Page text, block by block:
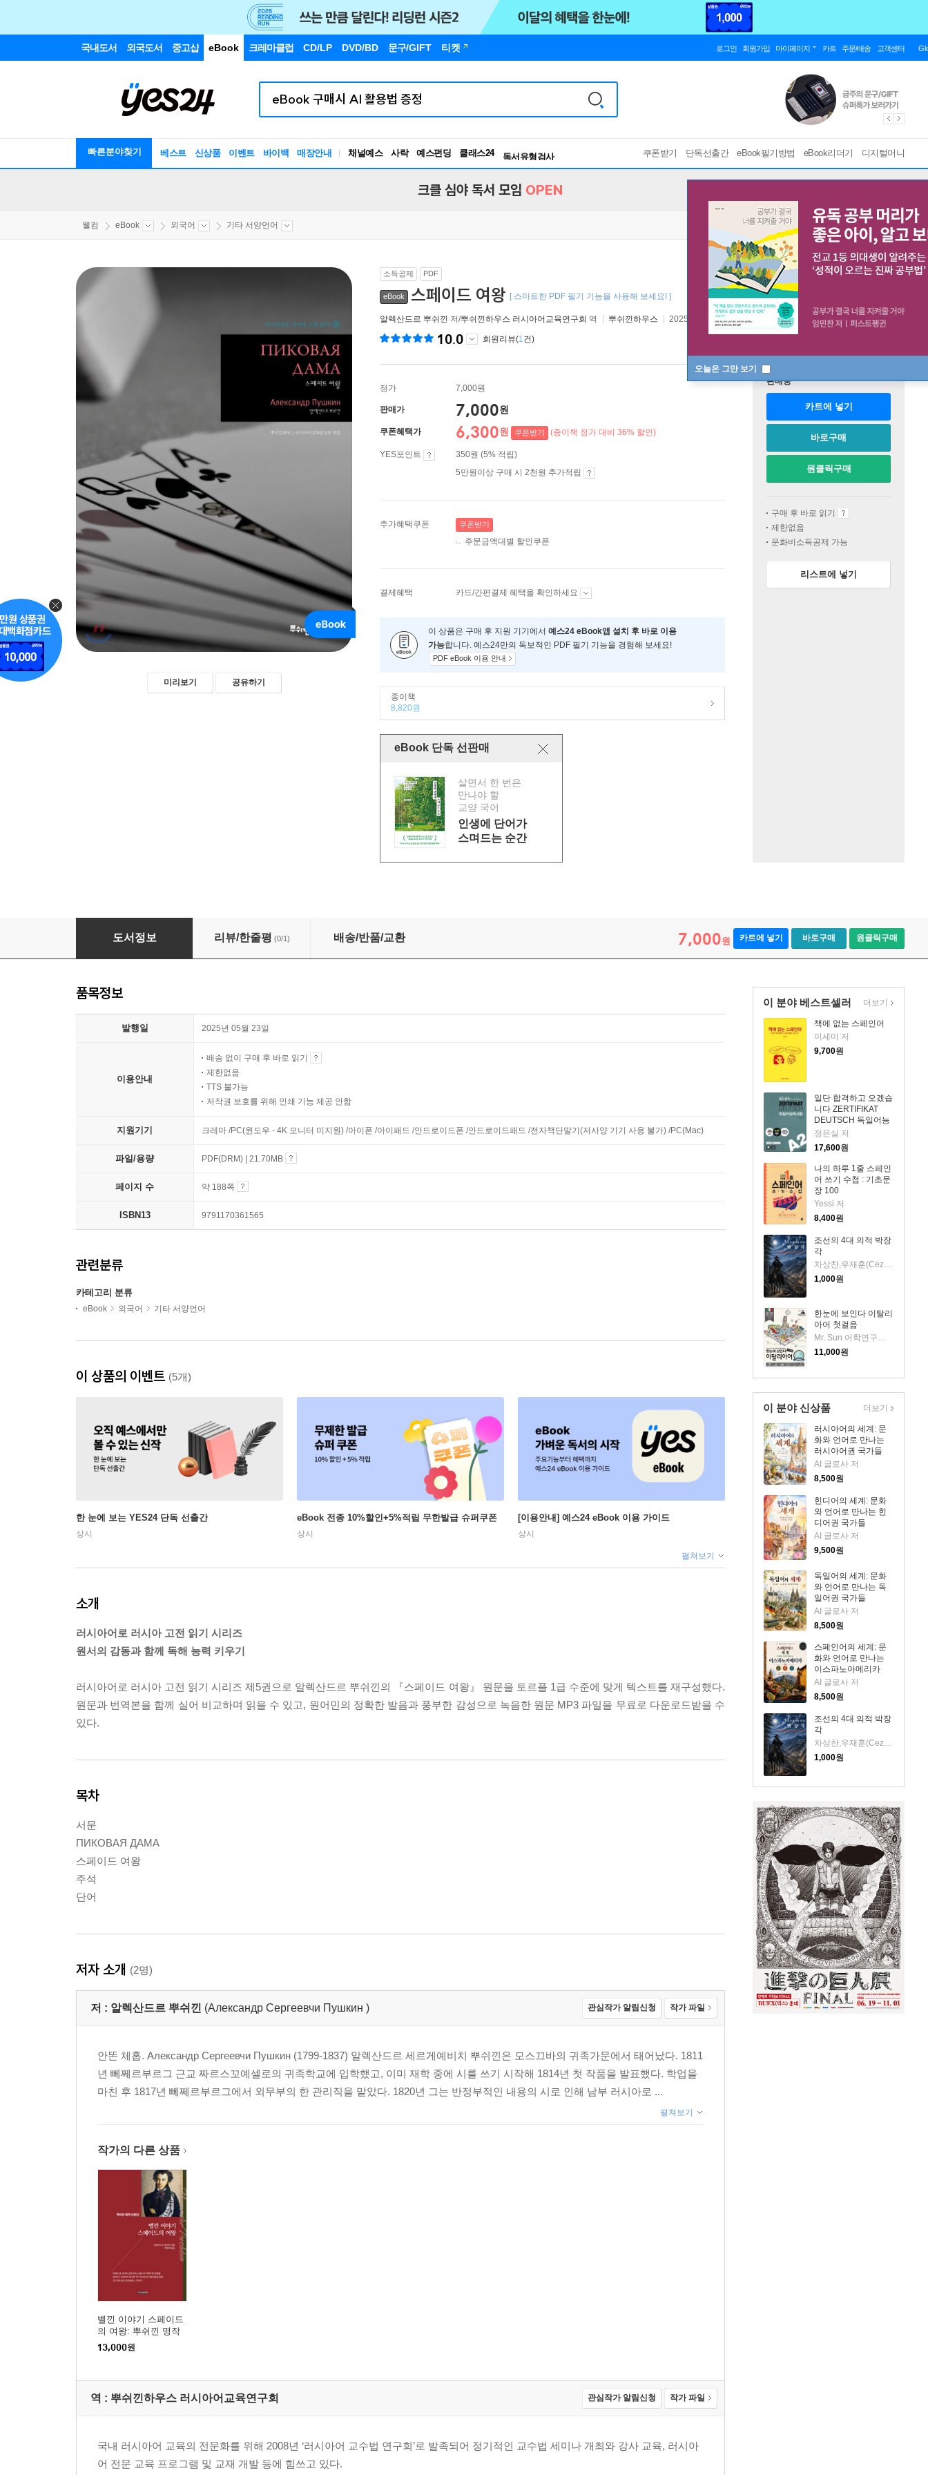
국내도서 외국도서 중고샵 eBook 크레마클럽 CD/LP DVD/BD 문구/GIFT 티켓 로그인 회원가입 마이페이지 카트 주문/배송 고객센터
빠른분야찾기 베스트 신상품 이벤트 바이백 매장안내 채널예스 사락 예스펀딩 클래스24
독서유형검사
RBTI Lab
쿠폰받기 단독선출간 eBook필기방법 eBook리더기 디지털머니
오늘은 그만 보기
크클 심야 독서 모임 OPEN
웰컴 eBook 외국어 기타 서양언어
미리보기 공유하기
소득공제 PDF
eBook 스페이드 여왕 [ 스마트한 PDF 필기 기능을 사용해 보세요! ]
알렉산드르 뿌쉬낀 저/뿌쉬낀하우스 러시아어교육연구회 역 뿌쉬낀하우스 2025년 05월 23일
10.0 회원리뷰(1건)
정가 7,000원
판매가 7,000원
쿠폰혜택가 6,300원 쿠폰받기 (종이책 정가 대비 36% 할인)
YES포인트
350원 (5% 적립)
5만원이상 구매 시 2천원 추가적립
추가혜택쿠폰 쿠폰받기
주문금액대별 할인쿠폰
결제혜택 카드/간편결제 혜택을 확인하세요
이 상품은 구매 후 지원 기기에서 예스24 eBook앱 설치 후 바로 이용
가능합니다. 예스24만의 독보적인 PDF 필기 기능을 경험해 보세요!
PDF eBook 이용 안내
종이책
8,820원
eBook 단독 선판매
살면서 한 번은
만나야 할
교양 국어
인생에 단어가
스며드는 순간
판매중
카트에 넣기
바로구매
원클릭구매
구매 후 바로 읽기
제한없음
문화비소득공제 가능
리스트에 넣기
스페이드 여왕
도서정보 리뷰/한줄평 (0/1) 배송/반품/교환 7,000원 카트에 넣기 바로구매 원클릭구매
이 분야 베스트셀러
책에 없는 스페인어
이세미 저
9,700원
일단 합격하고 오겠습
니다 ZERTIFIKAT
DEUTSCH 독일어능
력시험 A2
정은실 저
17,600원
나의 하루 1줄 스페인
어 쓰기 수첩 : 기초문
장 100
Yessi 저
8,400원
조선의 4대 의적 박장
각
차상찬,우재훈(Cezaro) 저
1,000원
한눈에 보인다 이탈리
아어 첫걸음
Mr. Sun 어학연구소,김영린,Margherita Besuschino 공저
11,000원
더보기
이 분야 신상품
러시아어의 세계: 문
화와 언어로 만나는
러시아어권 국가들
AI 글로사 저
8,500원
힌디어의 세계: 문화
와 언어로 만나는 힌
디어권 국가들
AI 글로사 저
9,500원
독일어의 세계: 문화
와 언어로 만나는 독
일어권 국가들
AI 글로사 저
8,500원
스페인어의 세계: 문
화와 언어로 만나는
이스파노아메리카
AI 글로사 저
8,500원
조선의 4대 의적 박장
각
차상찬,우재훈(Cezaro) 저
1,000원
더보기
품목정보
발행일 2025년 05월 23일
이용안내
배송 없이 구매 후 바로 읽기
제한없음
TTS 불가능
저작권 보호를 위해 인쇄 기능 제공 안함
지원기기 크레마 /PC(윈도우 - 4K 모니터 미지원) /아이폰 /아이패드 /안드로이드폰 /안드로이드패드 /전자책단말기(저사양 기기 사용 불가) /PC(Mac)
파일/용량 PDF(DRM) | 21.70MB
페이지 수 약 188쪽
ISBN13 9791170361565
관련분류
카테고리 분류
eBook 외국어 기타 서양언어
이 상품의 이벤트 (5개)
한 눈에 보는 YES24 단독 선출간
상시
eBook 전종 10%할인+5%적립 무한발급 슈퍼쿠폰
상시
[이용안내] 예스24 eBook 이용 가이드
상시
펼쳐보기
소개
러시아어로 러시아 고전 읽기 시리즈
원서의 감동과 함께 독해 능력 키우기
러시아어로 러시아 고전 읽기 시리즈 제5권으로 알렉산드르 뿌쉬낀의 『스페이드 여왕』 원문을 토르플 1급 수준에 맞게 텍스트를 재구성했다.
원문과 번역본을 함께 실어 비교하며 읽을 수 있고, 원어민의 정확한 발음과 풍부한 감성으로 녹음한 원문 MP3 파일을 무료로 다운로드받을 수
있다.
목차
서문
ПИКОВАЯ ДАМА
스페이드 여왕
주석
단어
저자 소개 (2명)
저 : 알렉산드르 뿌쉬낀 (Александр Сергеевчи Пушкин ) 관심작가 알림신청 작가 파일
안똔 체홉. Александр Сергеевчи Пушкин (1799-1837) 알렉산드르 세르게예비치 뿌쉬낀은 모스끄바의 귀족가문에서 태어났다. 1811
년 뻬쩨르부르그 근교 짜르스꼬예셀로의 귀족학교에 입학했고, 이미 재학 중에 시를 쓰기 시작해 1814년 첫 작품을 발표했다. 학업을
마친 후 1817년 뻬쩨르부르그에서 외무부의 한 관리직을 맡았다. 1820년 그는 반정부적인 내용의 시로 인해 남부 러시아로 ...
펼쳐보기
작가의 다른 상품
벨낀 이야기 스페이드
의 여왕: 뿌쉬낀 명작
단편선
13,000원
역 : 뿌쉬낀하우스 러시아어교육연구회 관심작가 알림신청 작가 파일
국내 러시아어 교육의 전문화를 위해 2008년 ‘러시아어 교수법 연구회’로 발족되어 정기적인 교수법 세미나 개최와 강사 교육, 러시아
어 전문 교육 프로그램 및 교재 개발 등에 힘쓰고 있다.